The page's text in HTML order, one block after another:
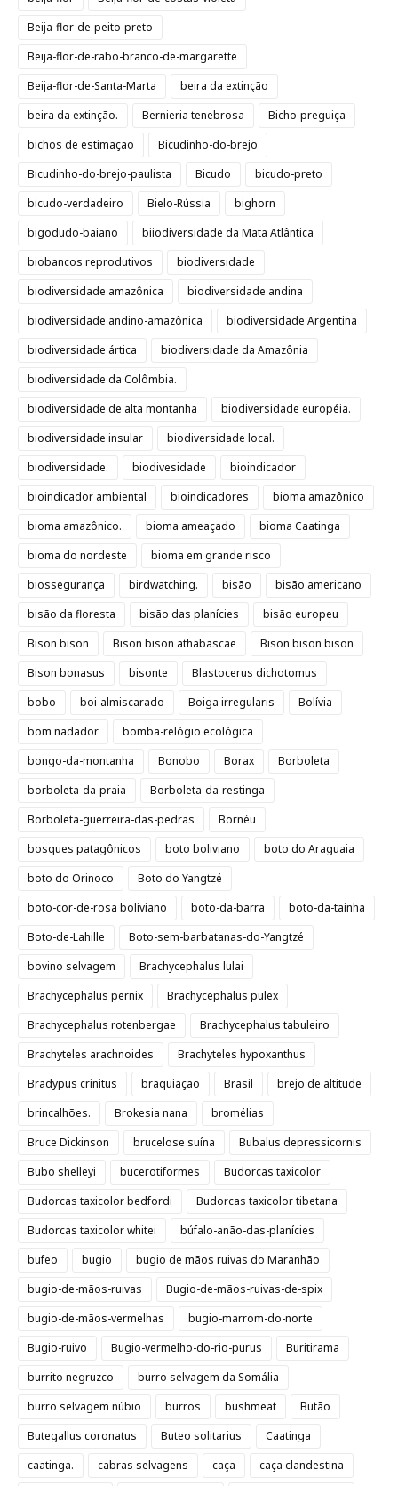
Beija-flor-de-peito-preto
Beija-flor-de-rabo-branco-de-margarette
Beija-flor-de-Santa-Marta
beira da extinção
beira da extinção.
Bernieria tenebrosa
Bicho-preguiça
bichos de estimação
Bicudinho-do-brejo
Bicudinho-do-brejo-paulista
Bicudo
bicudo-preto
bicudo-verdadeiro
Bielo-Rússia
bighorn
bigodudo-baiano
biiodiversidade da Mata Atlântica
biobancos reprodutivos
biodiversidade
biodiversidade amazônica
biodiversidade andina
biodiversidade andino-amazônica
biodiversidade Argentina
biodiversidade ártica
biodiversidade da Amazônia
biodiversidade da Colômbia.
biodiversidade de alta montanha
biodiversidade européia.
biodiversidade insular
biodiversidade local.
biodiversidade.
biodivesidade
bioindicador
bioindicador ambiental
bioindicadores
bioma amazônico
bioma amazônico.
bioma ameaçado
bioma Caatinga
bioma do nordeste
bioma em grande risco
biossegurança
birdwatching. bisão
bisão americano
bisão da floresta
bisão das planícies
bisão europeu
Bison bison
Bison bison athabascae
Bison bison bison
Bison bonasus
bisonte
Blastocerus dichotomus
bobo
boi-almiscarado Boiga irregularis
Bolívia
bom nadador
bomba-relógio ecológica
bongo-da-montanha
Bonobo Borax
Borboleta
borboleta-da-praia
Borboleta-da-restinga
Borboleta-guerreira-das-pedras
Bornéu
bosques patagônicos
boto boliviano
boto do Araguaia
boto do Orinoco
Boto do Yangtzé
boto-cor-de-rosa boliviano
boto-da-barra
boto-da-tainha
Boto-de-Lahille
Boto-sem-barbatanas-do-Yangtzé
bovino selvagem
Brachycephalus lulai
Brachycephalus pernix
Brachycephalus pulex
Brachycephalus rotenbergae
Brachycephalus tabuleiro
Brachyteles arachnoides
Brachyteles hypoxanthus
Bradypus crinitus
braquiação Brasil
brejo de altitude
brincalhões.
Brokesia nana
bromélias
Bruce Dickinson
brucelose suína
Bubalus depressicornis
Bubo shelleyi
bucerotiformes
Budorcas taxicolor
Budorcas taxicolor bedfordi
Budorcas taxicolor tibetana
Budorcas taxicolor whitei
búfalo-anão-das-planícies
bufeo
bugio
bugio de mãos ruivas do Maranhão
bugio-de-mãos-ruivas
Bugio-de-mãos-ruivas-de-spix
bugio-de-mãos-vermelhas
bugio-marrom-do-norte
Bugio-ruivo
Bugio-vermelho-do-rio-purus
Buritirama
burrito negruzco
burro selvagem da Somália
burro selvagem núbio
burros bushmeat
Butão
Butegallus coronatus
Buteo solitarius
Caatinga
caatinga.
cabras selvagens caça
caça clandestina